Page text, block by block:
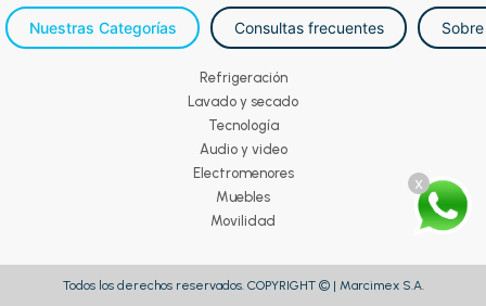
x
Nuestras Categorías Consultas frecuentes
Refrigeración
Lavado y secado
Tecnología
Audio y video
Electromenores
Muebles
Movilidad
Todos los derechos reservados. COPYRIGHT © | Marcimex S.A.